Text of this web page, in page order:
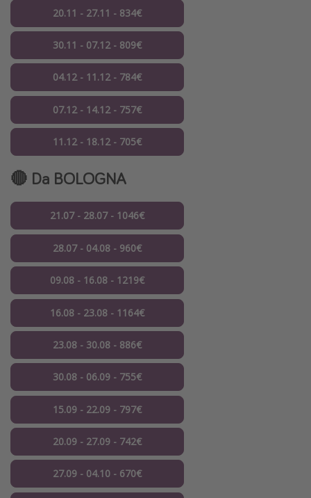
20.11 - 27.11 - 834€
30.11 - 07.12 - 809€
04.12 - 11.12 - 784€
07.12 - 14.12 - 757€
11.12 - 18.12 - 705€
🔴 Da BOLOGNA
21.07 - 28.07 - 1046€
28.07 - 04.08 - 960€
09.08 - 16.08 - 1219€
16.08 - 23.08 - 1164€
23.08 - 30.08 - 886€
30.08 - 06.09 - 755€
15.09 - 22.09 - 797€
20.09 - 27.09 - 742€
27.09 - 04.10 - 670€